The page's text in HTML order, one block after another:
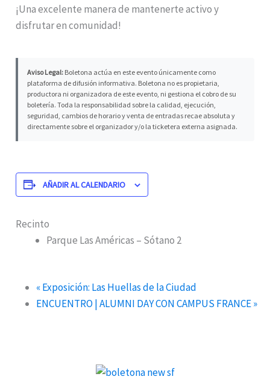
¡Una excelente manera de mantenerte activo y
disfrutar en comunidad!
Aviso Legal: Boletona actúa en este evento únicamente como
plataforma de difusión informativa. Boletona no es propietaria,
productora ni organizadora de este evento, ni gestiona el cobro de su
boletería. Toda la responsabilidad sobre la calidad, ejecución,
seguridad, cambios de horario y venta de entradas recae absoluta y
directamente sobre el organizador y/o la ticketera externa asignada.
AÑADIR AL CALENDARIO
Recinto
Parque Las Américas – Sótano 2
«Exposición: Las Huellas de la Ciudad
ENCUENTRO | ALUMNI DAY CON CAMPUS FRANCE»